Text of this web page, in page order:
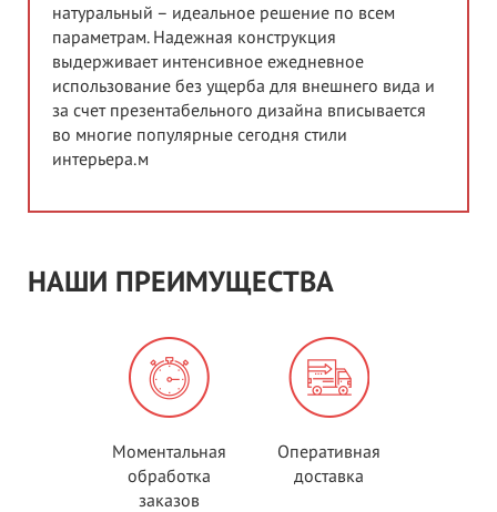
натуральный – идеальное решение по всем
параметрам. Надежная конструкция
выдерживает интенсивное ежедневное
использование без ущерба для внешнего вида и
за счет презентабельного дизайна вписывается
во многие популярные сегодня стили
интерьера.м
НАШИ ПРЕИМУЩЕСТВА
Моментальная
обработка
заказов
Оперативная
доставка